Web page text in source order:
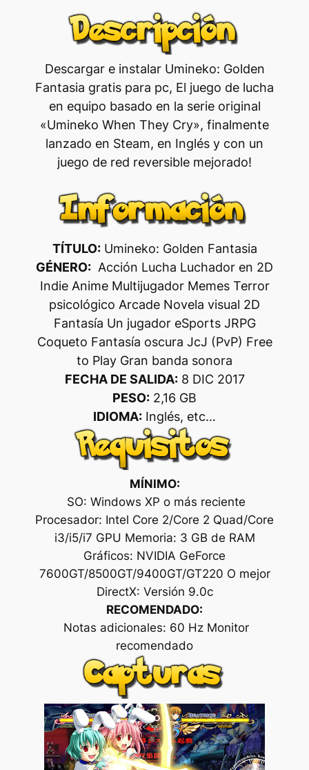
Descargar e instalar Umineko: Golden
Fantasia gratis para pc, El juego de lucha
en equipo basado en la serie original
«Umineko When They Cry», finalmente
lanzado en Steam, en Inglés y con un
juego de red reversible mejorado!
TÍTULO:Umineko: Golden Fantasia
GÉNERO: Acción Lucha Luchador en 2D
Indie Anime Multijugador Memes Terror
psicológico Arcade Novela visual 2D
Fantasía Un jugador eSports JRPG
Coqueto Fantasía oscura JcJ (PvP) Free
to Play Gran banda sonora
FECHA DE SALIDA:8 DIC 2017
PESO: 2,16 GB
IDIOMA: Inglés, etc…
MÍNIMO:
SO: Windows XP o más reciente
Procesador: Intel Core 2/Core 2 Quad/Core
i3/i5/i7 GPU Memoria: 3 GB de RAM
Gráficos: NVIDIA GeForce
7600GT/8500GT/9400GT/GT220 O mejor
DirectX: Versión 9.0c
RECOMENDADO:
Notas adicionales: 60 Hz Monitor
recomendado